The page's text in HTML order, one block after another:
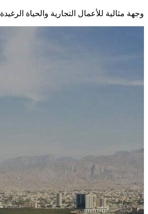
وجهة مثالية للأعمال التجارية والحياة الرغيدة